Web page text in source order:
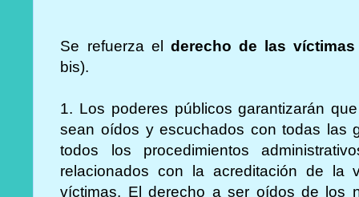
Se refuerza el derecho de las
bis).
1. Los poderes públicos garantizarán
sean oídos y escuchados con todas las
todos los procedimientos
relacionados con la acreditación de la
víctimas. El derecho a ser oídos de los